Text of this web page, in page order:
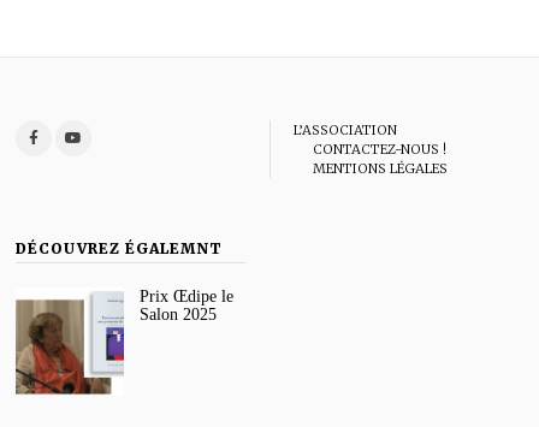
L’ASSOCIATION
CONTACTEZ-NOUS !
MENTIONS LÉGALES
DÉCOUVREZ ÉGALEMNT
Prix Œdipe le
Salon 2025